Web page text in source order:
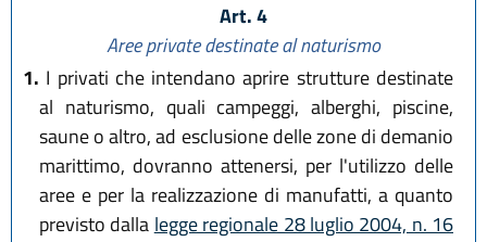
Art. 4
Aree private destinate al naturismo
1. I privati che intendano aprire strutture destinate
al naturismo, quali campeggi, alberghi, piscine,
saune o altro, ad esclusione delle zone di demanio
marittimo, dovranno attenersi, per l'utilizzo delle
aree e per la realizzazione di manufatti, a quanto
previsto dalla legge regionale 28 luglio 2004, n. 16